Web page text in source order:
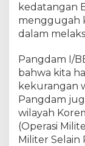
kedatangan
menggugah
dalam
Pangdam I/
bahwa kita
kekurangan
Pangdam
wilayah
(Operasi
Militer Selain